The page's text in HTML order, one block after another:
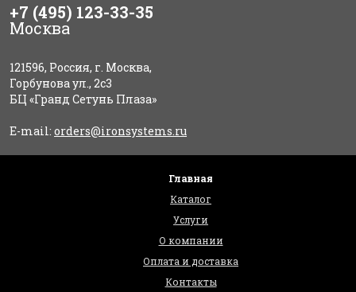
+7 (495) 123-33-35
Москва
121596, Россия, г. Москва,
Горбунова ул., 2с3
БЦ «Гранд Сетунь Плаза»
E-mail: orders@ironsystems.ru
Главная
Каталог
Услуги
О компании
Оплата и доставка
Контакты